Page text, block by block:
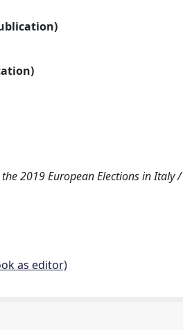
2019 European Elections in Italy
as editor)